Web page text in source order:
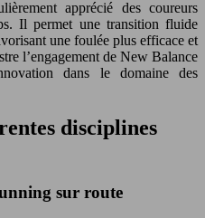
apprécié des coureurs
Il permet une transition fluide
une foulée plus efficace et
l’engagement de New Balance
dans le domaine des
disciplines
sur route